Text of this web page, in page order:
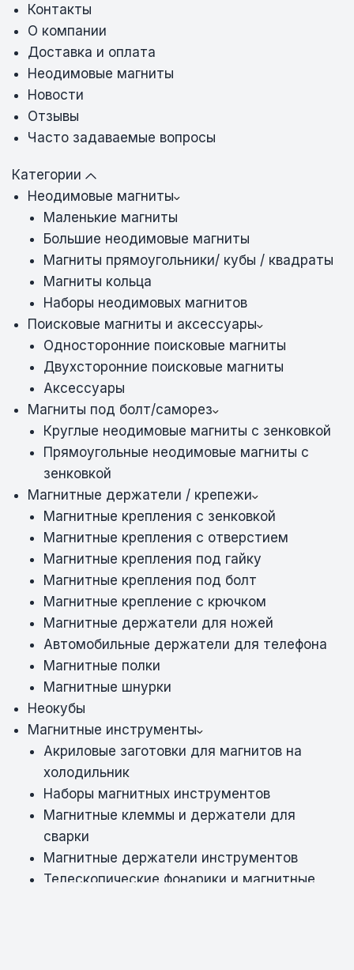
Контакты
О компании
Доставка и оплата
Неодимовые магниты
Новости
Отзывы
Часто задаваемые вопросы
Категории
Неодимовые магниты
Маленькие магниты
Большие неодимовые магниты
Магниты прямоугольники/ кубы / квадраты
Магниты кольца
Наборы неодимовых магнитов
Поисковые магниты и аксессуары
Односторонние поисковые магниты
Двухсторонние поисковые магниты
Аксессуары
Магниты под болт/саморез
Круглые неодимовые магниты с зенковкой
Прямоугольные неодимовые магниты с
зенковкой
Магнитные держатели / крепежи
Магнитные крепления с зенковкой
Магнитные крепления с отверстием
Магнитные крепления под гайку
Магнитные крепления под болт
Магнитные крепление с крючком
Магнитные держатели для ножей
Автомобильные держатели для телефона
Магнитные полки
Магнитные шнурки
Неокубы
Магнитные инструменты
Акриловые заготовки для магнитов на
холодильник
Наборы магнитных инструментов
Магнитные клеммы и держатели для
сварки
Магнитные держатели инструментов
Телескопические фонарики и магнитные